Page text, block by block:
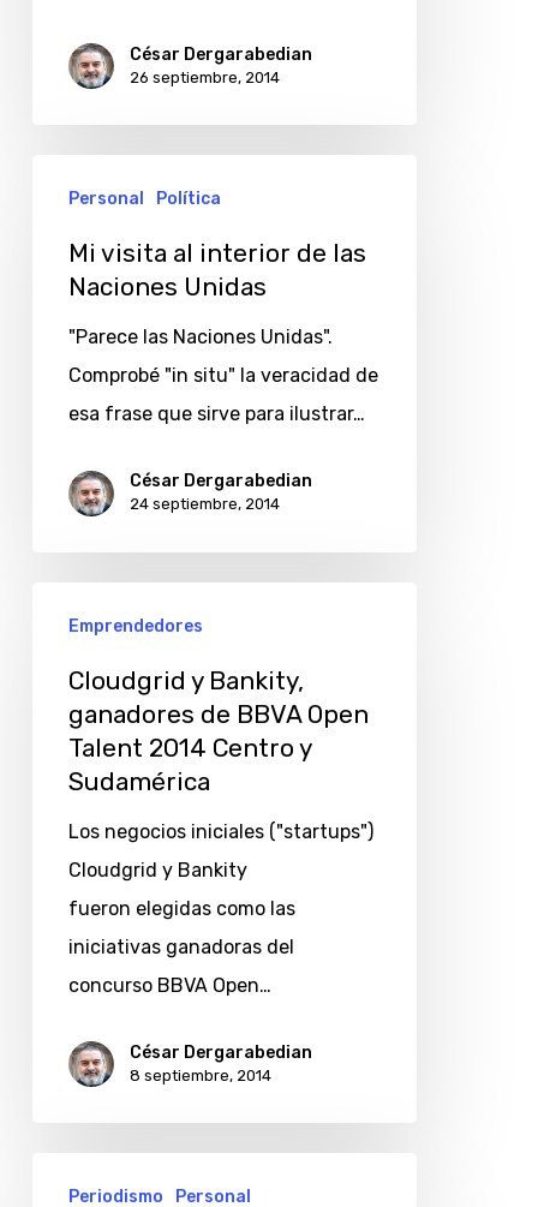
César Dergarabedian
26 septiembre, 2014
visita
interior
Naciones
Personal Política
Mi visita al interior de las
Naciones Unidas
"Parece las Naciones Unidas".
Comprobé "in situ" la veracidad de
esa frase que sirve para ilustrar…
César Dergarabedian
24 septiembre, 2014
Bankity,
ganadores
BBVA
Open
Talent
2014
Centro
Emprendedores
Cloudgrid y Bankity,
ganadores de BBVA Open
Talent 2014 Centro y
Sudamérica
Los negocios iniciales ("startups")
Cloudgrid y Bankity
fueron elegidas como las
iniciativas ganadoras del
concurso BBVA Open…
César Dergarabedian
8 septiembre, 2014
Periodismo Personal